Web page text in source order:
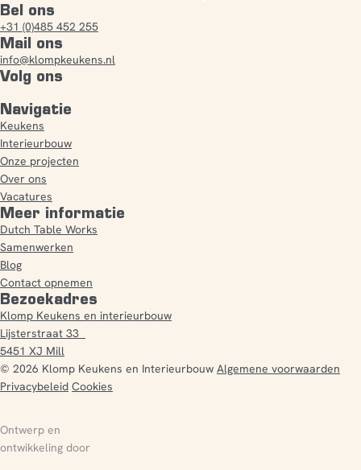
Bel ons
+31 (0)485 452 255
Mail ons
info@klompkeukens.nl
Volg ons
Navigatie
Keukens
Interieurbouw
Onze projecten
Over ons
Vacatures
Meer informatie
Dutch Table Works
Samenwerken
Blog
Contact opnemen
Bezoekadres
Klomp Keukens en interieurbouw
Lijsterstraat 33
5451 XJ Mill
© 2026 Klomp Keukens en Interieurbouw Algemene voorwaarden
Privacybeleid Cookies
Ontwerp en
ontwikkeling door